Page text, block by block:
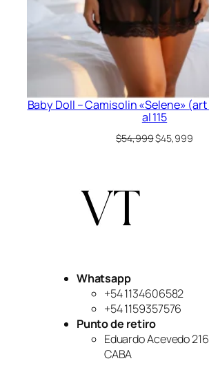
Baby Doll – Camisolin «Selene»
al 115
$54,999El
$45,999El
Whatsapp
+54 1134606582
+54 1159357576
Punto de retiro
Eduardo Acevedo 216
CABA